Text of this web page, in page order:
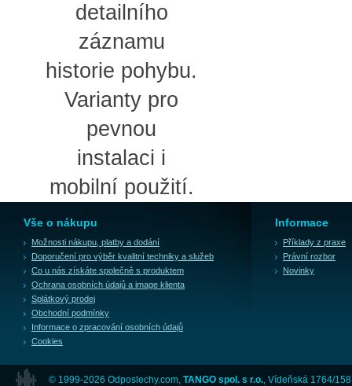
detailního
záznamu
historie pohybu.
Varianty pro
pevnou
instalaci i
mobilní použití.
Vše o nákupu
Možnosti nákupu, platby a dodání
Doporučení pro výběr kvalitní techniky a služeb
Co u nás získáte společně s produktem
Ochrana osobních údajů a image klienta
Splátkový prodej
Obchodní podmínky
Informace o zpracování osobních údajů
Cookies
Informace
Příklady z praxe
Právní rozbor
Novinky
© 1999-2026 Odposlechy.com, TANGO spol. s r.o. , Vídeňská 1764/